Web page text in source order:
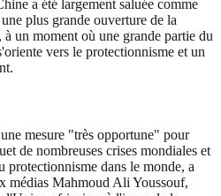
a été largement saluée comme
plus grande ouverture de la
un moment où une grande partie du
vers le protectionnisme et un
mesure "très opportune" pour
de nombreuses crises mondiales et
protectionnisme dans le monde, a
médias Mahmoud Ali Youssouf,